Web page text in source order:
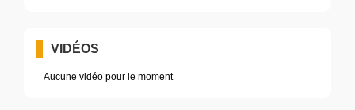
VIDÉOS
Aucune vidéo pour le moment